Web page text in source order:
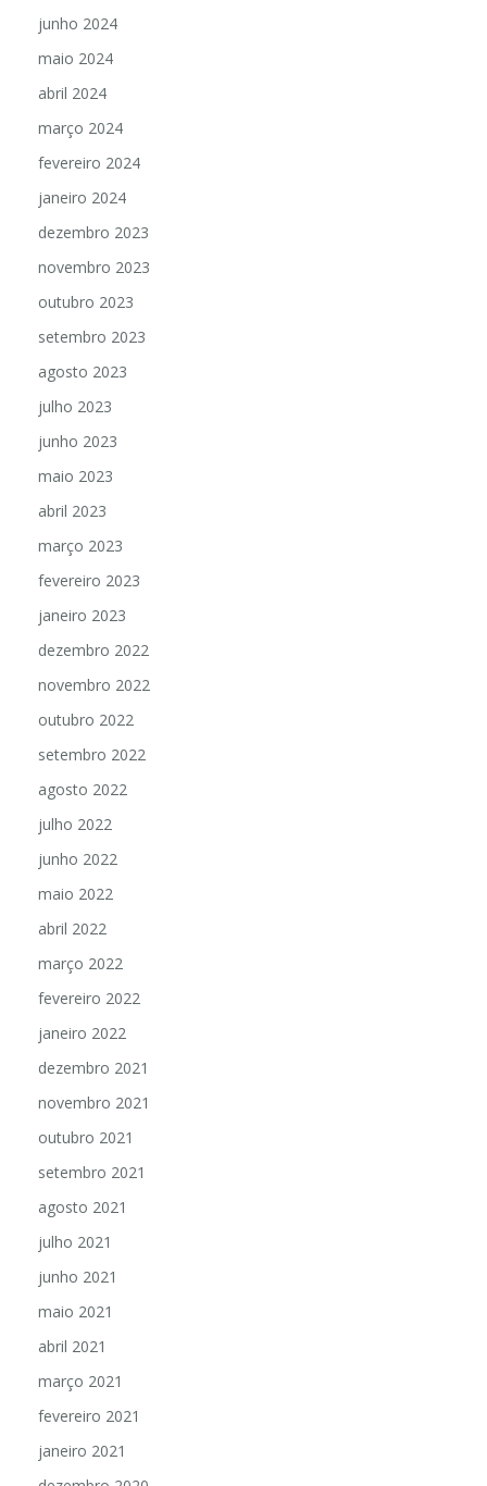
junho 2024
maio 2024
abril 2024
março 2024
fevereiro 2024
janeiro 2024
dezembro 2023
novembro 2023
outubro 2023
setembro 2023
agosto 2023
julho 2023
junho 2023
maio 2023
abril 2023
março 2023
fevereiro 2023
janeiro 2023
dezembro 2022
novembro 2022
outubro 2022
setembro 2022
agosto 2022
julho 2022
junho 2022
maio 2022
abril 2022
março 2022
fevereiro 2022
janeiro 2022
dezembro 2021
novembro 2021
outubro 2021
setembro 2021
agosto 2021
julho 2021
junho 2021
maio 2021
abril 2021
março 2021
fevereiro 2021
janeiro 2021